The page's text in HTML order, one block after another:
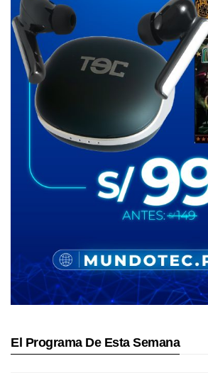
El Programa De Esta Semana